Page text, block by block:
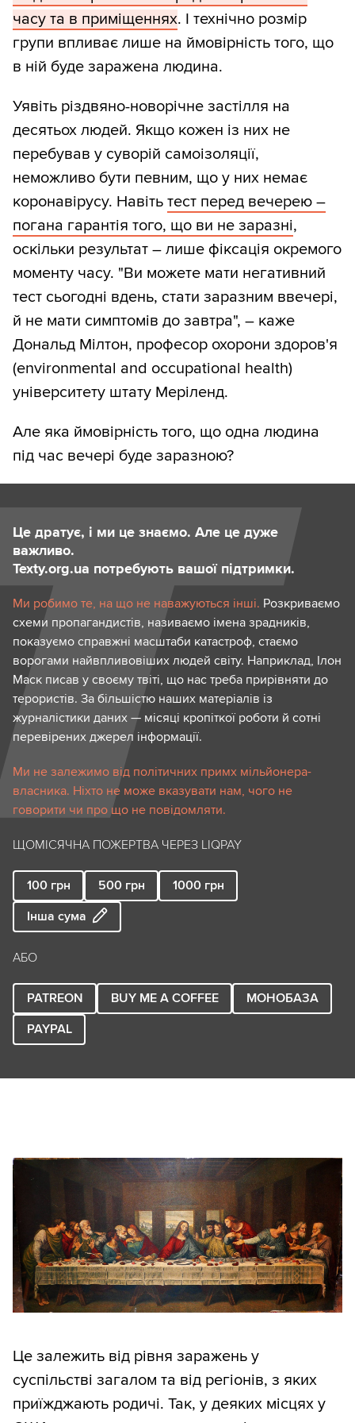
часу та в приміщеннях. І технічно розмір
групи впливає лише на ймовірність того, що
в ній буде заражена людина.
Уявіть різдвяно-новорічне застілля на
десятьох людей. Якщо кожен із них не
перебував у суворій самоізоляції,
неможливо бути певним, що у них немає
коронавірусу. Навіть тест перед вечерею –
погана гарантія того, що ви не заразні,
оскільки результат – лише фіксація окремого
моменту часу. "Ви можете мати негативний
тест сьогодні вдень, стати заразним ввечері,
й не мати симптомів до завтра", – каже
Дональд Мілтон, професор охорони здоров'я
(environmental and occupational health)
університету штату Меріленд.
Але яка ймовірність того, що одна людина
під час вечері буде заразною?
Це дратує, і ми це знаємо. Але це дуже
важливо.
Texty.org.ua потребують вашої підтримки.
Ми робимо те, на що не наважуються інші. Розкриваємо
схеми пропагандистів, називаємо імена зрадників,
показуємо справжні масштаби катастроф, стаємо
ворогами найвпливовіших людей світу. Наприклад, Ілон
Маск писав у своєму твіті, що нас треба прирівняти до
терористів. За більшістю наших матеріалів із
журналістики даних — місяці кропіткої роботи й сотні
перевірених джерел інформації.
Ми не залежимо від політичних примх мільйонера-
власника. Ніхто не може вказувати нам, чого не
говорити чи про що не повідомляти.
ЩОМІСЯЧНА ПОЖЕРТВА ЧЕРЕЗ LIQPAY
100 грн 500 грн 1000 грн
Інша сума
АБО
PATREON BUY ME A COFFEE
МОНОБАЗА
PAYPAL
Це залежить від рівня заражень у
суспільстві загалом та від регіонів, з яких
приїжджають родичі. Так, у деяких місцях у